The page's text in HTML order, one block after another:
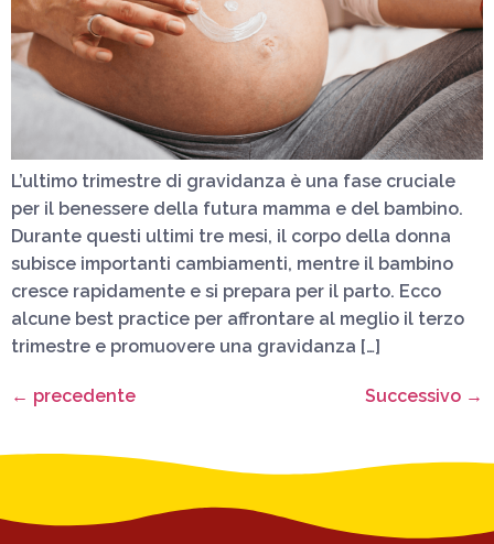
L’ultimo trimestre di gravidanza è una fase cruciale
per il benessere della futura mamma e del bambino.
Durante questi ultimi tre mesi, il corpo della donna
subisce importanti cambiamenti, mentre il bambino
cresce rapidamente e si prepara per il parto. Ecco
alcune best practice per affrontare al meglio il terzo
trimestre e promuovere una gravidanza […]
← precedente Successivo →